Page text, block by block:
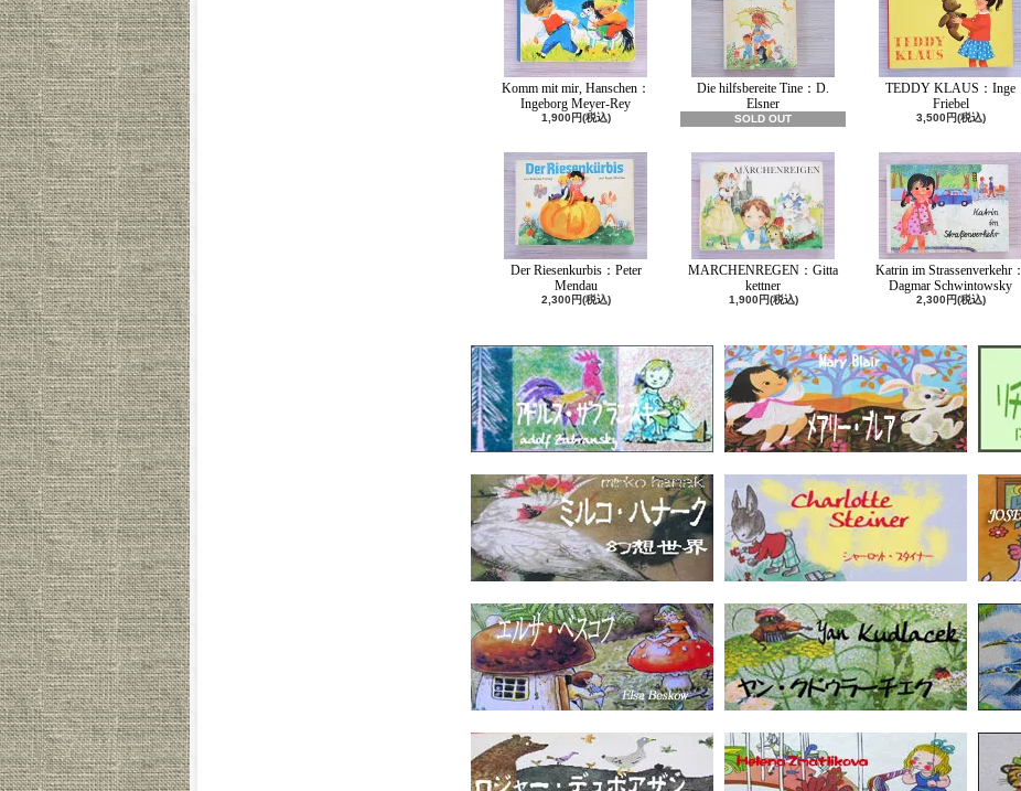
Komm mit mir, Hanschen：
Ingeborg Meyer-Rey
1,900円(税込)
Die hilfsbereite Tine：D.
Elsner
SOLD OUT
TEDDY KLAUS：Inge
Friebel
3,500円(税込)
Der Riesenkurbis：Peter
Mendau
2,300円(税込)
MARCHENREGEN：Gitta
kettner
1,900円(税込)
Katrin im Strassenverkehr：
Dagmar Schwintowsky
2,300円(税込)